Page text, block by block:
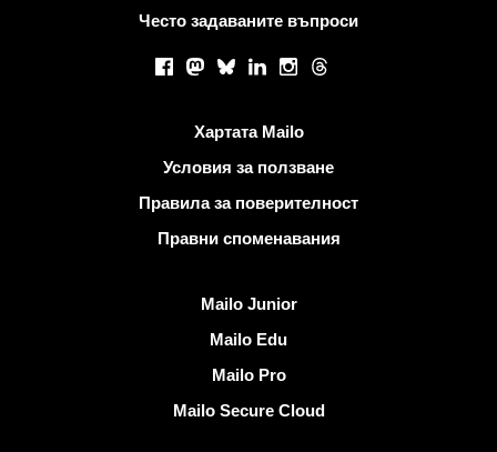
Често задаваните въпроси
Facebook
Mastodon
BlueskyLinkedInInstagram
Threads
Хартата Mailo
Условия за ползване
Правила за поверителност
Правни споменавания
Mailo Junior
Mailo Edu
Mailo Pro
Mailo Secure Cloud